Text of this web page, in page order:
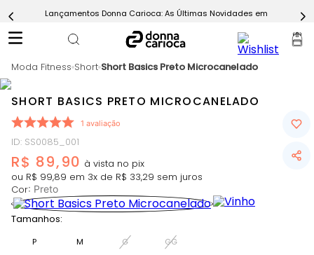
Lançamentos Donna Carioca: As Últimas Novidades em Moda
Moda Fitness Short Short Basics Preto Microcanelado
SHORT BASICS PRETO MICROCANELADO
1 avaliação
ID: SS0085_001
R$ 89,90
ou R$ 99,89 em 3x de R$ 33,29 sem juros
Cor: Preto
Tamanhos:
P M G GG
Calça
Macaquinho
7º Epic Vermelho
9º
Challenge Azul
10ºUltimate Rosa